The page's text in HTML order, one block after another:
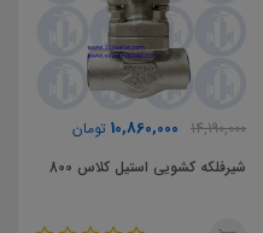
14,190,000
10,860,000 تومان
شیرفلکه کشویی استیل کلاس 800